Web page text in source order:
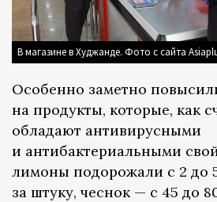
В магазине в Худжанде. Фото с сайта
Особенно заметно
на продукты, которые, как
обладают антивирусными
и антибактериальными
лимоны подорожали с 2 до
за штуку, чеснок — с 45 до